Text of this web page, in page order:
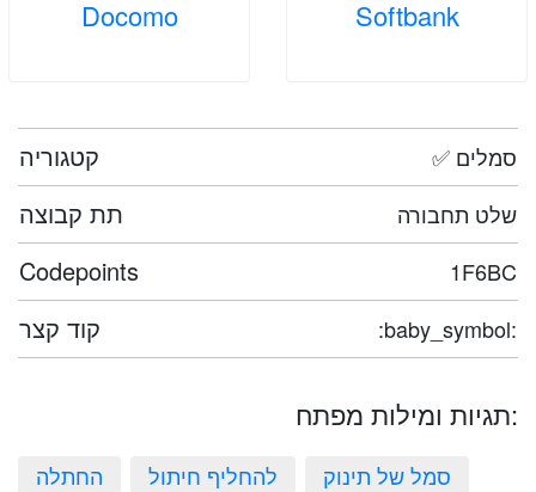
Softbank
Docomo
קטגוריה ✅ סמלים
תת קבוצה שלט תחבורה
Codepoints 1F6BC
קוד קצר :baby_symbol:
תגיות ומילות מפתח:
החתלה להחליף חיתול
סמל של תינוק